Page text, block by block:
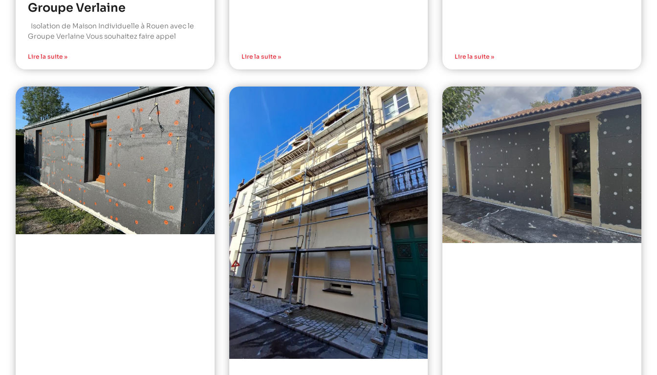
Groupe Verlaine
Isolation de Maison Individuelle à Rouen avec le
Groupe Verlaine Vous souhaitez faire appel
Lire la suite » Lire la suite » Lire la suite »